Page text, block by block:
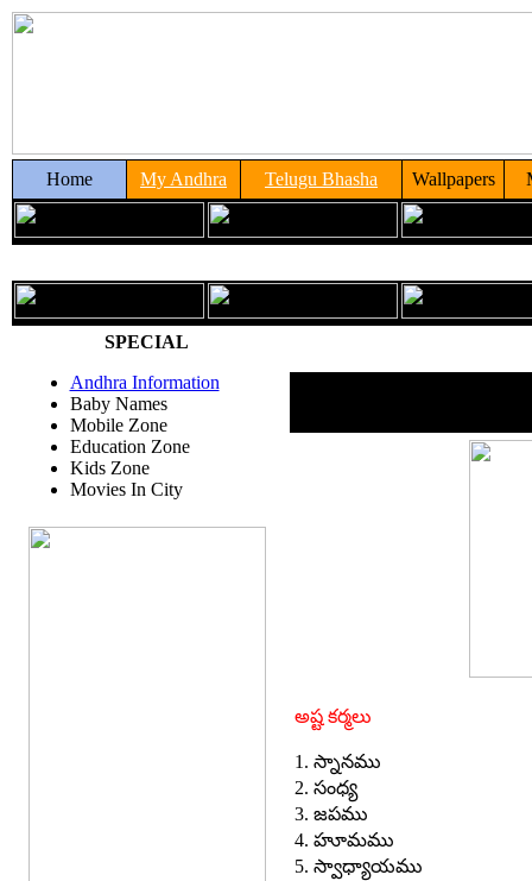
Home My Andhra Telugu Bhasha Wallpapers
SPECIAL
Andhra Information
Baby Names
Mobile Zone
Education Zone
Kids Zone
Movies In City
అష్ట కర్మలు
1. స్నానము
2. సంధ్య
3. జపము
4. హూమము
5. స్వాధ్యాయము